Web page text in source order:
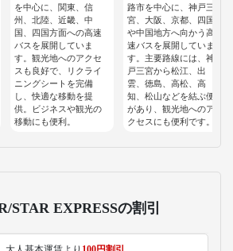
を中心に、関東、信
州、北陸、近畿、中
国、四国方面への高速
バスを展開していま
す。観光地へのアクセ
スも良好で、リクライ
ニングシートを完備
し、快適な移動を提
供。ビジネスや観光の
移動にも便利。
路市を中心に、神戸三
宮、大阪、京都、四国
や中国地方へ向かう高
速バスを展開していま
す。主要路線には、神
戸三宮から松江、出
雲、徳島、高松、高
知、松山などを結ぶ便
があり、観光地へのア
クセスにも便利です。
STAR EXPRESSの割引